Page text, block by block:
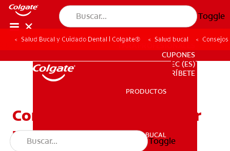
Toggle
SALUD BUCAL
PARA PROFESIONALES
CUPONES
EC (ES)
SUSCRÍBETE
PRODUCTOS
SALUD BUCAL
Toggle
Salud Bucal y Cuidado Dental | Colgate® Salud bucal
Consejos para desinfectar
un cepillo de dientes